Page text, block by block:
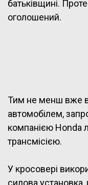
батьківщині.
оголошений.
Тим не менш вже
автомобілем,
компанією Honda
трансмісією.
У кросовері